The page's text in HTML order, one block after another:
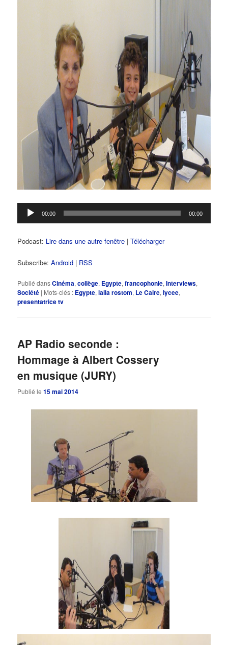
Lecteur
audio
00:00 00:00
Podcast: Lire dans une autre fenêtre |Télécharger
Subscribe:Android | RSS
Publié dansCinéma,collège, Egypte,francophonie,Interviews,
Société | Mots-clés : Egypte,laila rostom, Le Caire,lycee,
presentatrice tv
AP Radio seconde :
Hommage à Albert Cossery
en musique (JURY)
Publié le15 mai 2014